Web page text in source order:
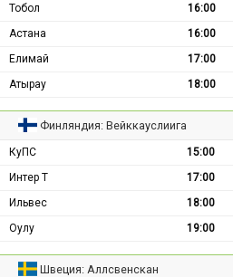
Тобол 16:00
Астана
16:00
Елимай
17:00
Атырау
18:00
Финляндия: Вейккауслиига
КуПС 15:00
Интер Т
17:00
Ильвес
18:00
Оулу
19:00
Швеция: Аллсвенскан